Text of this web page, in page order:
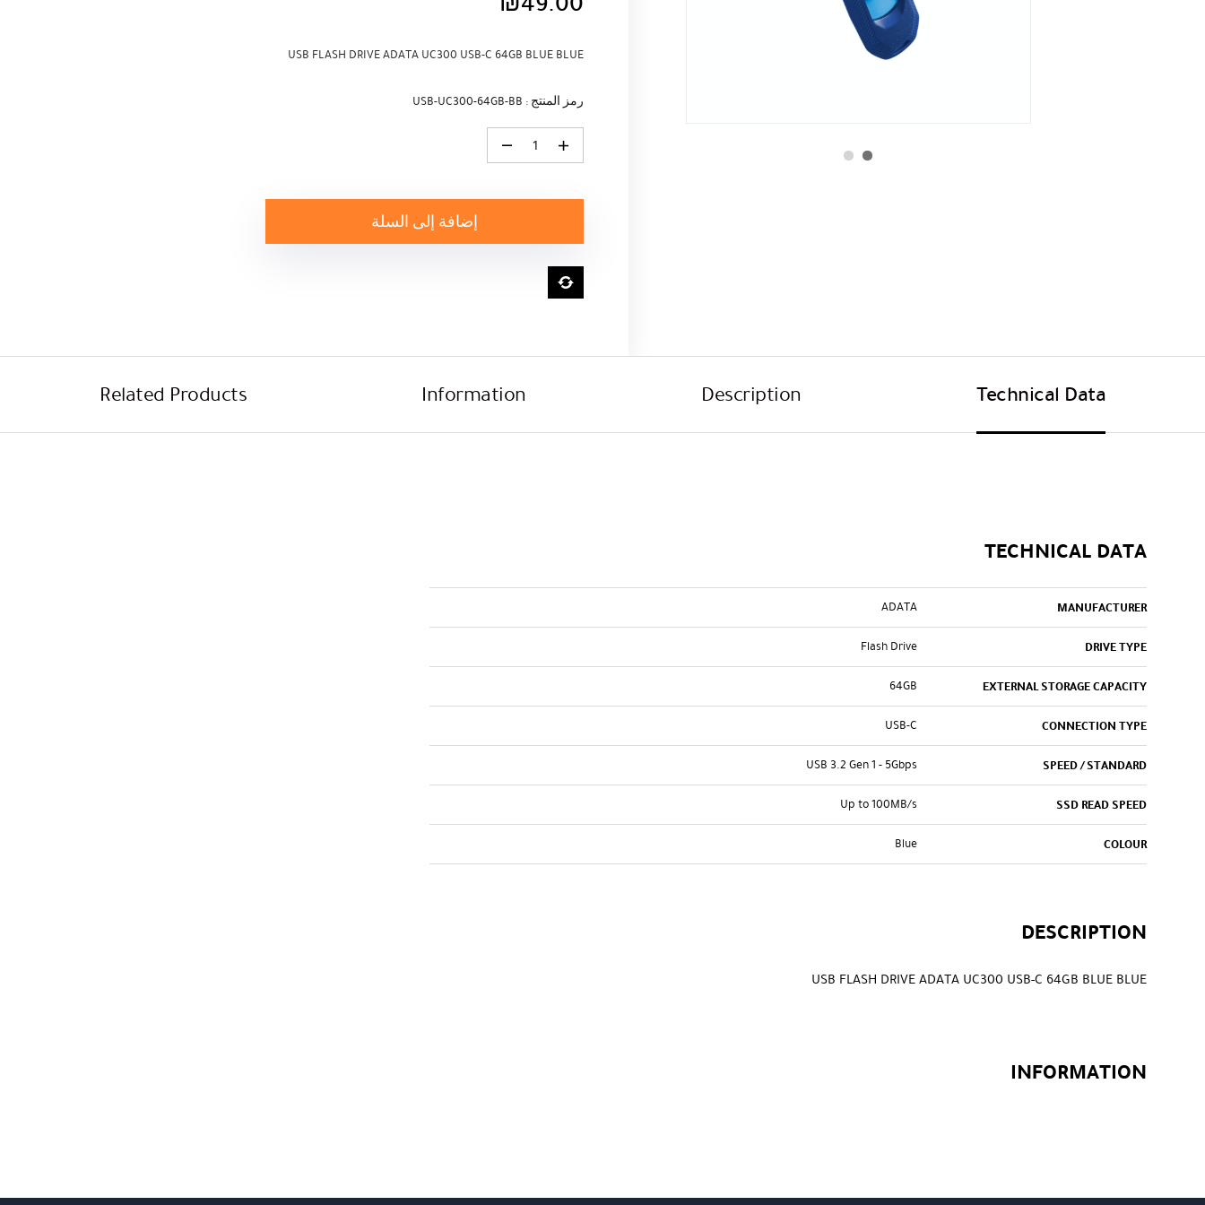
USB FLASH DRIVE ADATA UC300 USB-C 64GB BLUE BLUE
رمز المنتج : USB-UC300-64GB-BB
كمية USB FLASH DRIVE ADATA UC300 USB-C 64GB BLUE BLUE
إضافة إلى السلة
Technical Data
Description
Information
Related Products
TECHNICAL DATA
MANUFACTURER
ADATA
DRIVE TYPE
Flash Drive
EXTERNAL STORAGE CAPACITY
64GB
CONNECTION TYPE
USB-C
SPEED / STANDARD
USB 3.2 Gen 1 - 5Gbps
SSD READ SPEED
Up to 100MB/s
COLOUR
Blue
DESCRIPTION
USB FLASH DRIVE ADATA UC300 USB-C 64GB BLUE BLUE
INFORMATION